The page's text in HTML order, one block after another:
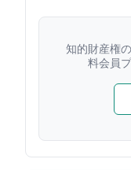
知的財産権
料会員